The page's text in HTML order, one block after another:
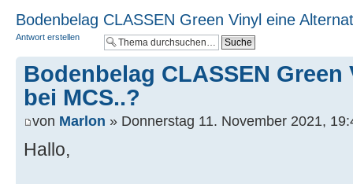
Bodenbelag CLASSEN Green Vinyl eine
Antwort erstellen
Bodenbelag CLASSEN
bei MCS..?
von Marlon » Donnerstag 11. November 2021,
Hallo,